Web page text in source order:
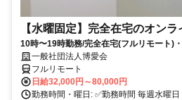
【水曜固定】完全在宅のオン
10時〜19時勤務/完全在宅(フルリモート)
業務一般社団法人博愛会
フルリモート
日給32,000円～80,000円
勤務時間・曜日: ✅勤務時間 毎週水曜